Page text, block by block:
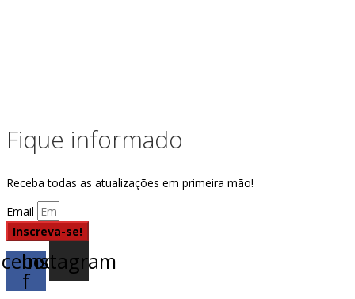
Fique informado
Receba todas as atualizações em primeira mão!
Email
Inscreva-se!
f
Instagram